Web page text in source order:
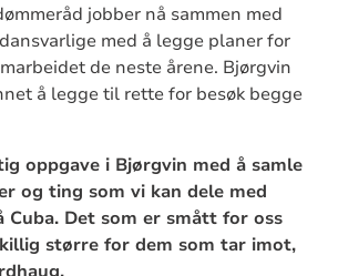
jobber nå sammen med
med å legge planer for
de neste årene. Bjørgvin
å legge til rette for besøk begge
oppgave i Bjørgvin med å samle
og ting som vi kan dele med
Cuba. Det som er smått for oss
større for dem som tar imot,